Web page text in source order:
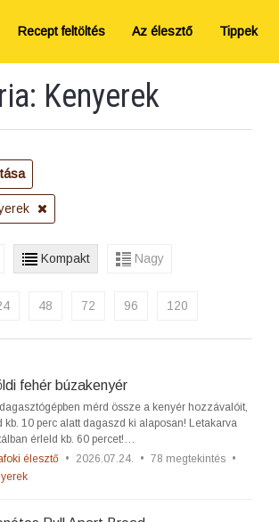
Recept feltöltés Az élesztő Tippek
Kenyerek
Kompakt Nagy
48 72 96 120
fehér búzakenyér
mérd össze a kenyér hozzávalóit,
kb. 10 perc alatt dagaszd ki alaposan! Letakarva
érleld kb. 60 percet!…
élesztő • 2026.07.24. • 78 megtekintés •